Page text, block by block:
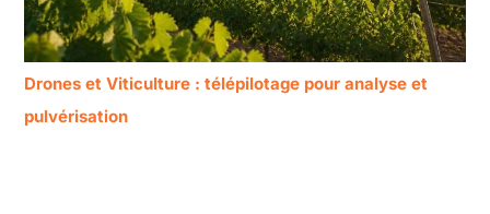
Drones et Viticulture : télépilotage pour analyse et
pulvérisation